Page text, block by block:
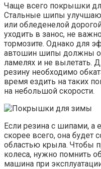
Чаще всего покрышки
Стальные шипы
или обледенелой
уходить в занос, не
тормозите. Однако для
автошин шипы должны
ламелях и не вылетать.
резину необходимо
время ездить на таких
на небольшой скорости.
Если резина с шипами,
скорее всего, она будет
областью крыла. Чтобы
колеса, нужно помнить
машина при